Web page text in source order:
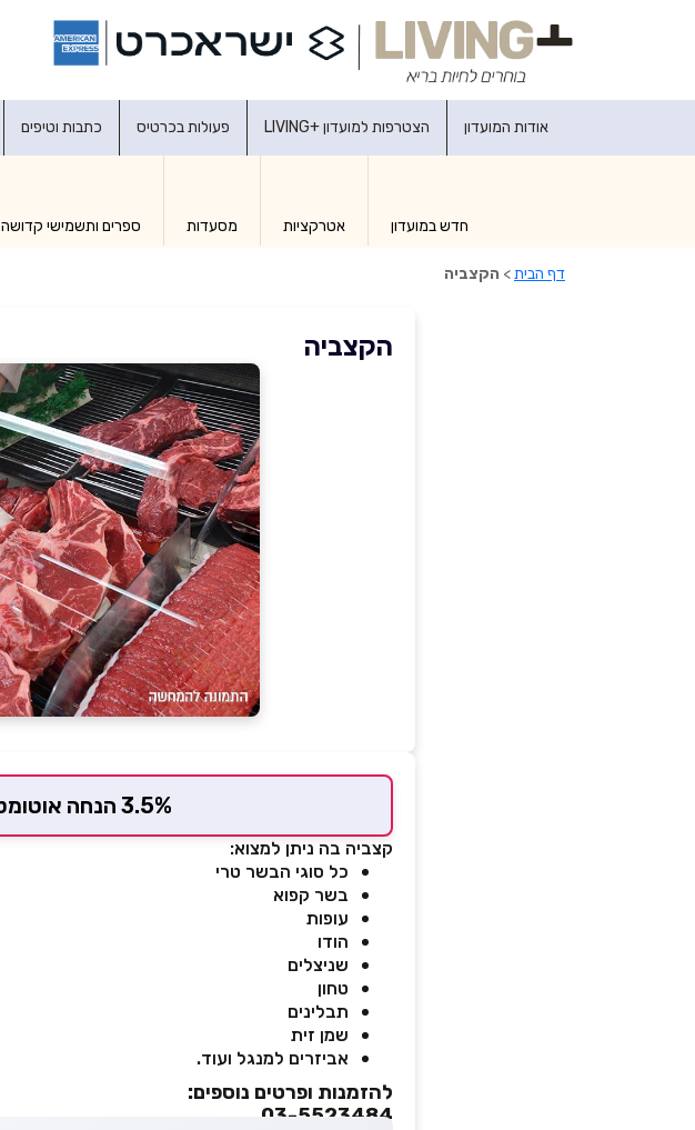
אודות המועדון הצטרפות למועדון +LIVING פעולות בכרטיס כתבות וטיפים
חדש במועדון אטרקציות מסעדות ספרים ותשמישי קדושה
דף הבית> הקצביה
הקצביה
3.5% הנחה אוטומטית למשלמים בכרטיס המועדון
קצביה בה ניתן למצוא:
כל סוגי הבשר טרי
בשר קפוא
עופות
הודו
שניצלים
טחון
תבלינים
שמן זית
אביזרים למנגל ועוד.
להזמנות ופרטים נוספים:
03-5523484